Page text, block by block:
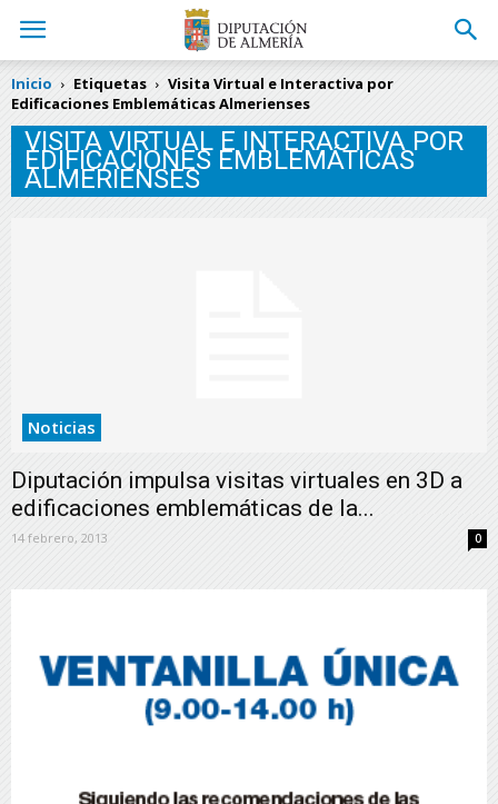
Inicio Etiquetas
Visita Virtual e Interactiva por
Edificaciones Emblemáticas Almerienses
VISITA VIRTUAL E INTERACTIVA POR
EDIFICACIONES EMBLEMÁTICAS
ALMERIENSES
Noticias
Diputación impulsa visitas virtuales en 3D a
edificaciones emblemáticas de la...
14 febrero, 2013 0